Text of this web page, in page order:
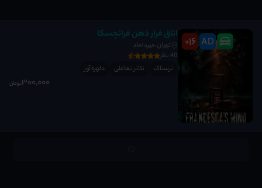
AD
16
+
اتاق فرار ذهن فرانچسکا
تهران،میرداماد
40 نظر
ترسناک
تئاتر تعاملی دلهره آور
300٬000تومان